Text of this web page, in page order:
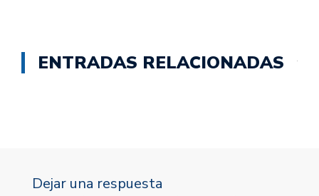
ENTRADAS RELACIONADAS
Dejar una respuesta